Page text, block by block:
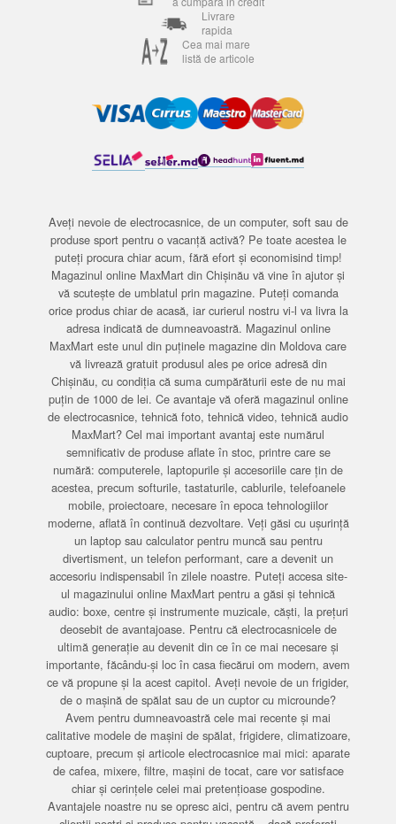
Livrare
rapida
Cea mai mare
listă de articole
Aveți nevoie de electrocasnice, de un computer, soft sau de
produse sport pentru o vacanță activă? Pe toate acestea le
puteți procura chiar acum, fără efort și economisind timp!
Magazinul online MaxMart din Chișinău vă vine în ajutor și
vă scutește de umblatul prin magazine. Puteți comanda
orice produs chiar de acasă, iar curierul nostru vi-l va livra la
adresa indicată de dumneavoastră. Magazinul online
MaxMart este unul din puținele magazine din Moldova care
vă livrează gratuit produsul ales pe orice adresă din
Chișinău, cu condiția că suma cumpărăturii este de nu mai
puțin de 1000 de lei. Ce avantaje vă oferă magazinul online
de electrocasnice, tehnică foto, tehnică video, tehnică audio
MaxMart? Cel mai important avantaj este numărul
semnificativ de produse aflate în stoc, printre care se
numără: computerele, laptopurile și accesoriile care țin de
acestea, precum softurile, tastaturile, cablurile, telefoanele
mobile, proiectoare, necesare în epoca tehnologiilor
moderne, aflată în continuă dezvoltare. Veți găsi cu ușurință
un laptop sau calculator pentru muncă sau pentru
divertisment, un telefon performant, care a devenit un
accesoriu indispensabil în zilele noastre. Puteți accesa site-
ul magazinului online MaxMart pentru a găsi și tehnică
audio: boxe, centre și instrumente muzicale, căști, la prețuri
deosebit de avantajoase. Pentru că electrocasnicele de
ultimă generație au devenit din ce în ce mai necesare și
importante, făcându-și loc în casa fiecărui om modern, avem
ce vă propune și la acest capitol. Aveți nevoie de un frigider,
de o mașină de spălat sau de un cuptor cu microunde?
Avem pentru dumneavoastră cele mai recente și mai
calitative modele de mașini de spălat, frigidere, climatizoare,
cuptoare, precum și articole electrocasnice mai mici: aparate
de cafea, mixere, filtre, mașini de tocat, care vor satisface
chiar și cerințele celei mai pretențioase gospodine.
Avantajele noastre nu se opresc aici, pentru că avem pentru